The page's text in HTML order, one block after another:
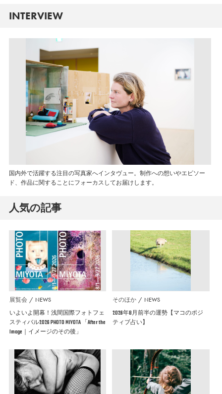
INTERVIEW
国内外で活躍する注目の写真家へインタヴュー。制作への想いやエピソー
ド、作品に関することにフォーカスしてお届けします。
人気の記事
展覧会 NEWS
いよいよ開幕！浅間国際フォトフェ
スティバル2026 PHOTO MIYOTA 「After the
Image｜イメージのその後」
そのほか NEWS
2026年8月前半の運勢【マコのポジ
ティブ占い】